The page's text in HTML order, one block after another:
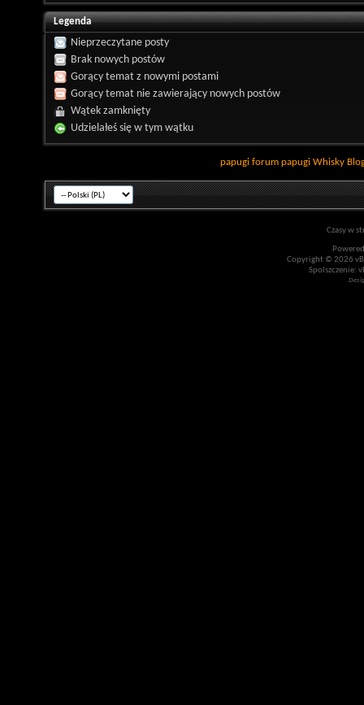
Legenda
Nieprzeczytane posty
Brak nowych postów
Gorący temat z nowymi postami
Gorący temat nie zawierający nowych postów
Wątek zamknięty
Udzielałeś się w tym wątku
papugi forum papugi Whisky
Czasy w
Copyright © 2026
Spolszczenie: